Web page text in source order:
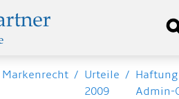
Markenrecht / Urteile
2009
/
Admin-